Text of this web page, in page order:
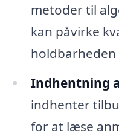
metoder til
kan påvirke
Indhentning
indhenter
for at læse